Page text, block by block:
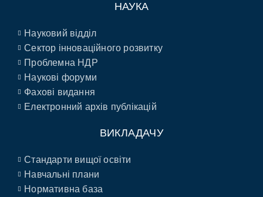
НАУКА
Науковий відділ
Сектор інноваційного розвитку
Проблемна НДР
Наукові форуми
Фахові видання
Електронний архів публікацій
ВИКЛАДАЧУ
Стандарти вищої освіти
Навчальні плани
Нормативна база